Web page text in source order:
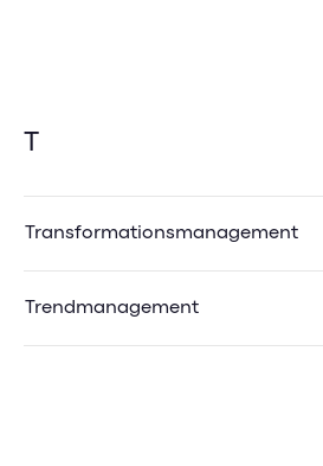
T
Transformationsmanagement
Trendmanagement